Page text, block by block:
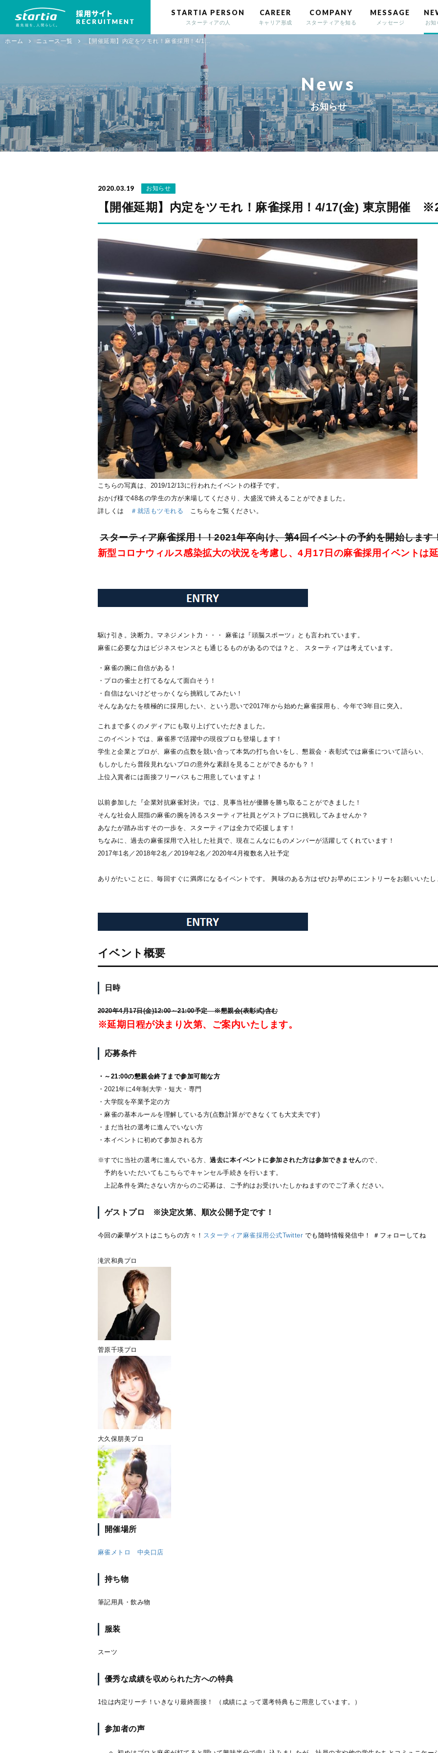
startia 採用サイト2022
STARTIA PERSON
スターティアの人
CAREER
キャリア形成
COMPANY
スターティアを知る
MESSAGE
メッセージ お知
ホーム ニュース一覧 【開催延期】内定をツモれ！麻雀採用！4/1…
News
お知らせ
2020.03.19 お知らせ
【開催延期】内定をツモれ！麻雀採用！4/17(金) 東京開催
こちらの写真は、2019/12/13に行われたイベントの様子です。
おかげ様で48名の学生の方が来場してくださり、大盛況で終えることができました。
詳しくは
＃就活もツモれる こちらをご覧ください。
スターティア麻雀採用！！2021年卒向け、第4回イベントの予約を開始します
新型コロナウィルス感染拡大の状況を考慮し、4月17日の麻雀採用イベントは
駆け引き。決断力。マネジメント力・・・
麻雀は『頭脳スポーツ』とも言われています。
麻雀に必要な力はビジネスセンスとも通じるものがあるのでは？と、 スターティアは考えています。
・麻雀の腕に自信がある！
・プロの雀士と打てるなんて面白そう！
・自信はないけどせっかくなら挑戦してみたい！
そんなあなたを積極的に採用したい、という思いで2017年から始めた麻雀採用も、今年で3年目に突入。
これまで多くのメディアにも取り上げていただきました。
このイベントでは、麻雀界で活躍中の現役プロも登場します！
学生と企業とプロが、麻雀の点数を競い合って本気の打ち合いをし、懇親会・表彰式では麻雀について語らい、
もしかしたら普段見れないプロの意外な素顔を見ることができるかも？！
上位入賞者には面接フリーパスもご用意していますよ！
以前参加した『企業対抗麻雀対決』では、
見事当社が優勝を勝ち取ることができました！
そんな社会人屈指の麻雀の腕を誇るスターティア社員とゲストプロに挑戦してみませんか？
あなたが踏み出すその一歩を、スターティアは全力で応援します！
ちなみに、過去の麻雀採用で入社した社員で、現在こんなにものメンバーが活躍してくれています！
2017年1名／2018年2名／2019年2名／2020年4月複数名入社予定
ありがたいことに、毎回すぐに満席になるイベントです。 興味のある方はぜひお早めにエントリーをお願いいたし
イベント概要
日時
2020年4月17日(金)12:00～21:00予定 ※懇親会(表彰式)含む
※延期日程が決まり次第、ご案内いたします。
応募条件
・～21:00の懇親会終了まで参加可能な方
・2021年に4年制大学・短大・専門
・大学院を卒業予定の方
・麻雀の基本ルールを理解している方(点数計算ができなくても大丈夫です)
・まだ当社の選考に進んでいない方
・本イベントに初めて参加される方
※すでに当社の選考に進んでいる方、 過去に本イベントに参加された方は参加できませんので、
予約をいただいてもこちらでキャンセル手続きを行います。
上記条件を満たさない方からのご応募は、ご予約はお受けいたしかねますのでご了承ください。
ゲストプロ ※決定次第、順次公開予定です！
今回の豪華ゲストはこちらの方々！ スターティア麻雀採用公式Twitter でも随時情報発信中！ ＃フォローしてね
滝沢和典プロ
菅原千瑛プロ
大久保朋美プロ
開催場所
麻雀メトロ 中央口店
持ち物
筆記用具・飲み物
服装
スーツ
優秀な成績を収められた方への特典
1位は内定リーチ！いきなり最終面接！ （成績によって選考特典もご用意しています。）
参加者の声